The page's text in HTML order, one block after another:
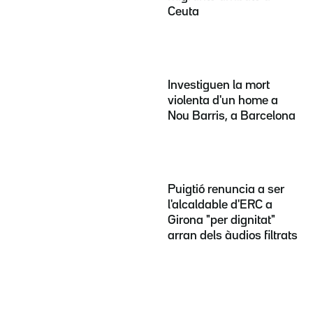
Ceuta
Investiguen la mort
violenta d'un home a
Nou Barris, a Barcelona
Puigtió renuncia a ser
l'alcaldable d'ERC a
Girona "per dignitat"
arran dels àudios filtrats